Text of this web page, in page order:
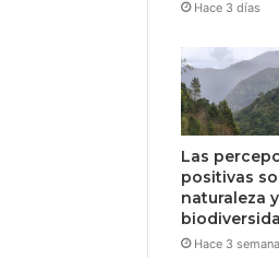
Hace 3 días
Las
positivas
naturaleza
Hace 3